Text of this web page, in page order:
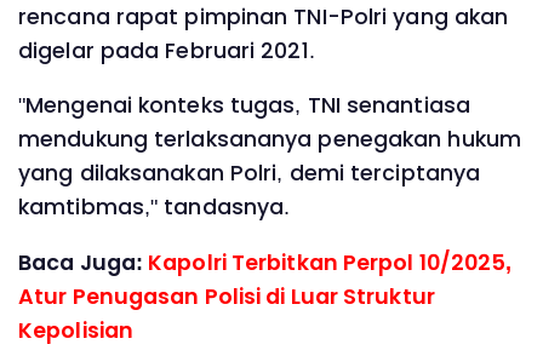
rencana rapat pimpinan TNI-Polri yang akan
digelar pada Februari 2021.
"Mengenai konteks tugas, TNI senantiasa
mendukung terlaksananya penegakan hukum
yang dilaksanakan Polri, demi terciptanya
kamtibmas," tandasnya.
Baca Juga: Kapolri Terbitkan Perpol 10/2025,
Atur Penugasan Polisi di Luar Struktur
Kepolisian